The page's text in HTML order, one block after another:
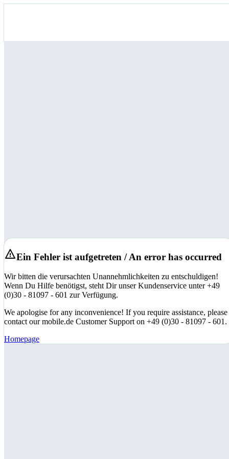
Ein Fehler ist aufgetreten / An error has occurred
Wir bitten die verursachten Unannehmlichkeiten zu entschuldigen!
Wenn Du Hilfe benötigst, steht Dir unser Kundenservice unter +49
(0)30 - 81097 - 601 zur Verfügung.
We apologise for any inconvenience! If you require assistance, please
contact our mobile.de Customer Support on +49 (0)30 - 81097 - 601.
Homepage